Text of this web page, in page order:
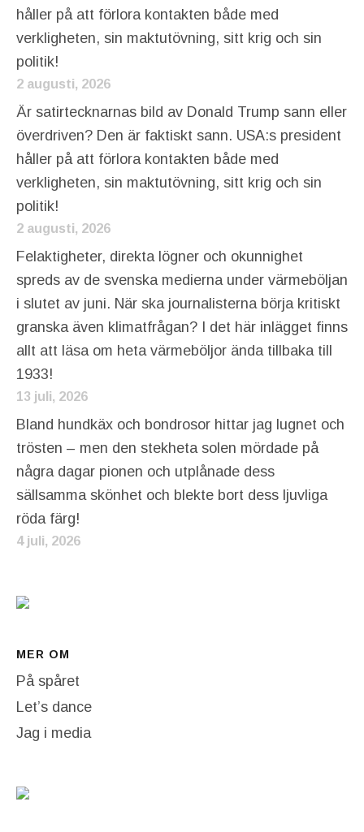
håller på att förlora kontakten både med
verkligheten, sin maktutövning, sitt krig och sin
politik!
2 augusti, 2026
Är satirtecknarnas bild av Donald Trump sann eller
överdriven? Den är faktiskt sann. USA:s president
håller på att förlora kontakten både med
verkligheten, sin maktutövning, sitt krig och sin
politik!
2 augusti, 2026
Felaktigheter, direkta lögner och okunnighet
spreds av de svenska medierna under värmeböljan
i slutet av juni. När ska journalisterna börja kritiskt
granska även klimatfrågan? I det här inlägget finns
allt att läsa om heta värmeböljor ända tillbaka till
1933!
13 juli, 2026
Bland hundkäx och bondrosor hittar jag lugnet och
trösten – men den stekheta solen mördade på
några dagar pionen och utplånade dess
sällsamma skönhet och blekte bort dess ljuvliga
röda färg!
4 juli, 2026
MER OM
På spåret
Let’s dance
Jag i media